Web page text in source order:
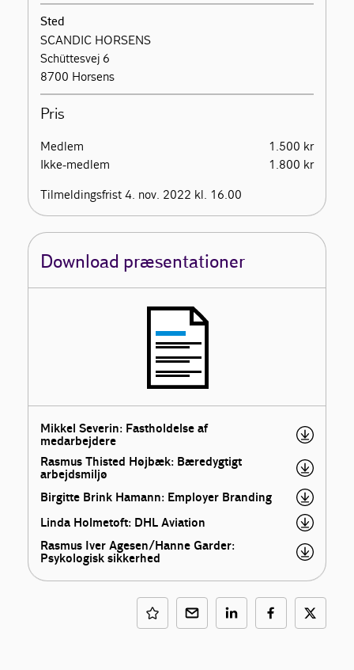
Sted
SCANDIC HORSENS
Schüttesvej 6
8700 Horsens
Pris
Medlem
1.500 kr
Ikke-medlem
1.800 kr
Tilmeldingsfrist 4. nov. 2022 kl. 16.00
Download præsentationer
Mikkel Severin: Fastholdelse af
medarbejdere
Rasmus Thisted Højbæk: Bæredygtigt
arbejdsmiljø
Birgitte Brink Hamann: Employer Branding
Linda Holmetoft: DHL Aviation
Rasmus Iver Agesen/Hanne Garder:
Psykologisk sikkerhed